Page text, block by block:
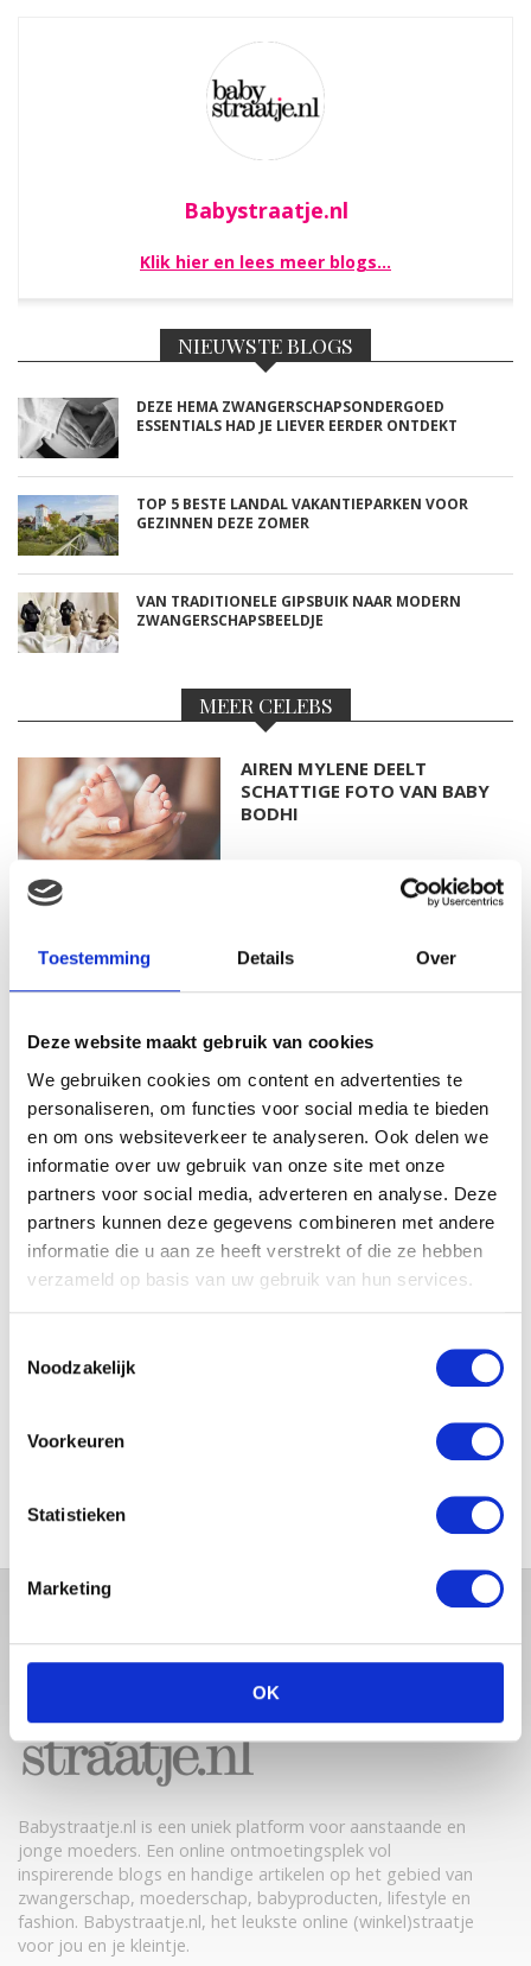
Toestemming Details Over
Deze website maakt gebruik van cookies
We gebruiken cookies om content en advertenties te
personaliseren, om functies voor social media te bieden
en om ons websiteverkeer te analyseren. Ook delen we
informatie over uw gebruik van onze site met onze
partners voor social media, adverteren en analyse. Deze
partners kunnen deze gegevens combineren met andere
informatie die u aan ze heeft verstrekt of die ze hebben
verzameld op basis van uw gebruik van hun services.
Noodzakelijk
Voorkeuren
Statistieken
Marketing
OK
Babystraatje.nl
Klik hier en lees meer blogs…
NIEUWSTE BLOGS
DEZE HEMA ZWANGERSCHAPSONDERGOED
ESSENTIALS HAD JE LIEVER EERDER ONTDEKT
TOP 5 BESTE LANDAL VAKANTIEPARKEN VOOR
GEZINNEN DEZE ZOMER
VAN TRADITIONELE GIPSBUIK NAAR MODERN
ZWANGERSCHAPSBEELDJE
MEER CELEBS
AIREN MYLENE DEELT
SCHATTIGE FOTO VAN BABY
BODHI
MET DOCHTERTJE SCOTTIE
KIM KÖTTER DEELT PRACHTIGE
GEZINSFOTO MET HAAR
MANNEN
JOSJE HUISMAN SHOWT
BABYBUIK OP IBIZA
PRACHTIGE FOTO MET BABY
Babystraatje.nl is een uniek platform voor aanstaande en
jonge moeders. Een online ontmoetingsplek vol
inspirerende blogs en handige artikelen op het gebied van
zwangerschap, moederschap, babyproducten, lifestyle en
fashion. Babystraatje.nl, het leukste online (winkel)straatje
voor jou en je kleintje.